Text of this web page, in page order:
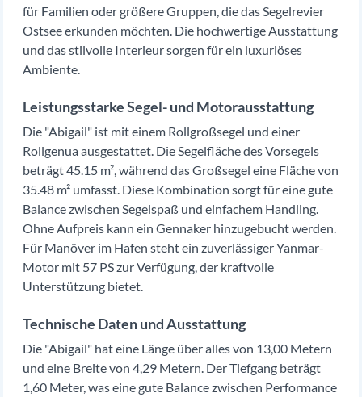
für Familien oder größere Gruppen, die das Segelrevier
Ostsee erkunden möchten. Die hochwertige Ausstattung
und das stilvolle Interieur sorgen für ein luxuriöses
Ambiente.
Leistungsstarke Segel- und Motorausstattung
Die "Abigail" ist mit einem Rollgroßsegel und einer
Rollgenua ausgestattet. Die Segelfläche des Vorsegels
beträgt 45.15 m², während das Großsegel eine Fläche von
35.48 m² umfasst. Diese Kombination sorgt für eine gute
Balance zwischen Segelspaß und einfachem Handling.
Ohne Aufpreis kann ein Gennaker hinzugebucht werden.
Für Manöver im Hafen steht ein zuverlässiger Yanmar-
Motor mit 57 PS zur Verfügung, der kraftvolle
Unterstützung bietet.
Technische Daten und Ausstattung
Die "Abigail" hat eine Länge über alles von 13,00 Metern
und eine Breite von 4,29 Metern. Der Tiefgang beträgt
1,60 Meter, was eine gute Balance zwischen Performance